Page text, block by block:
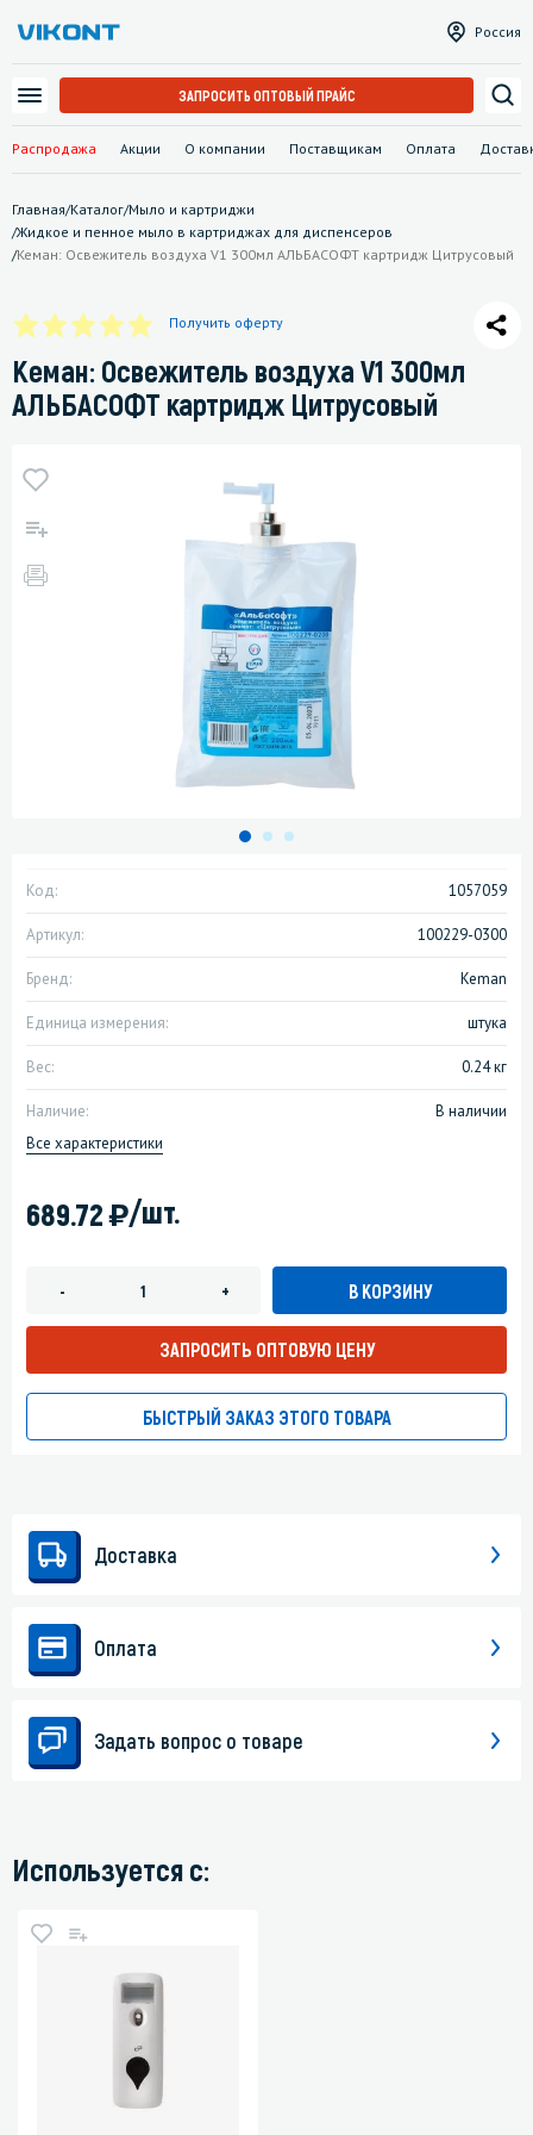
Распродажа Акции О компании Поставщикам Оплата
Россия
ЗАПРОСИТЬ ОПТОВЫЙ ПРАЙС
Главная/Каталог/Мыло и картриджи
/Жидкое и пенное мыло в картриджах для диспенсеров
/Кеман: Освежитель воздуха V1 300мл АЛЬБАСОФТ картридж Цитрусовый
Получить оферту
Кеман: Освежитель воздуха V1 300мл
АЛЬБАСОФТ картридж Цитрусовый
Код: 1057059
Артикул: 100229-0300
Бренд: Keman
Единица измерения: штука
Вес: 0.24 кг
Наличие:
В наличии
Все характеристики
689.72)/шт.
- + В КОРЗИНУ
ЗАПРОСИТЬ ОПТОВУЮ ЦЕНУ
БЫСТРЫЙ ЗАКАЗ ЭТОГО ТОВАРА
Доставка
Оплата
Задать вопрос о товаре
Используется с: